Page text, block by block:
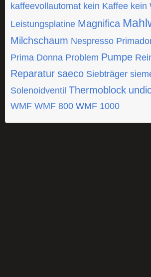
kaffeevollautomat kein Kaffee kein
Leistungsplatine Magnifica
Milchschaum Nespresso
Prima Donna Problem Pumpe
Reparatur saeco Siebträger
Solenoidventil Thermoblock
WMF WMF 800 WMF 1000